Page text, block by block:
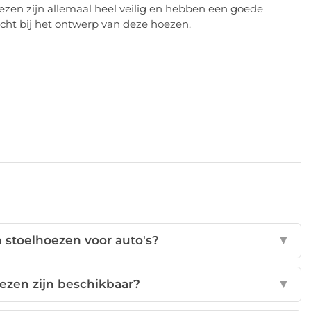
zijn allemaal heel veilig en hebben een goede
bij het ontwerp van deze hoezen.
voor auto's? ▼
zijn beschikbaar? ▼